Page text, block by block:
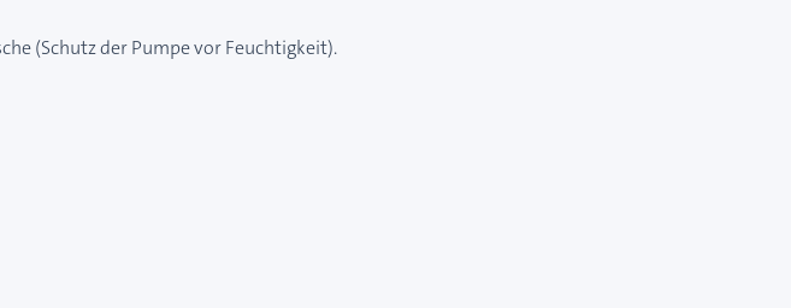
(Schutz der Pumpe vor Feuchtigkeit).